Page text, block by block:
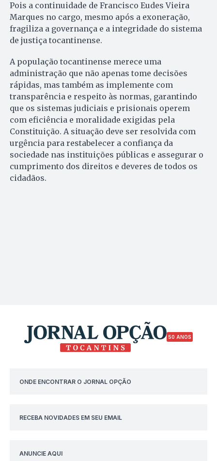
Pois a continuidade de Francisco Eudes Vieira
Marques no cargo, mesmo após a exoneração,
fragiliza a governança e a integridade do sistema
de justiça tocantinense.
A população tocantinense merece uma
administração que não apenas tome decisões
rápidas, mas também as implemente com
transparência e respeito às normas, garantindo
que os sistemas judiciais e prisionais operem
com eficiência e moralidade exigidas pela
Constituição. A situação deve ser resolvida com
urgência para restabelecer a confiança da
sociedade nas instituições públicas e assegurar o
cumprimento dos direitos e deveres de todos os
cidadãos.
50 ANOS
ONDE ENCONTRAR O JORNAL OPÇÃO
RECEBA NOVIDADES EM SEU EMAIL
ANUNCIE AQUI